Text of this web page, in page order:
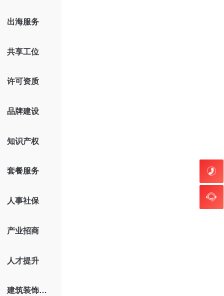
出海服务
共享工位
许可资质
品牌建设
知识产权
套餐服务
人事社保
产业招商
人才提升
建筑装饰装修